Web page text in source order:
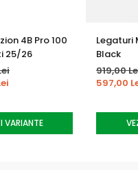
- sistemul inovativ de
a nu se agata accidental
o deschidere mai
4B Pro 100
25/26
VARIANTE
Legaturi
Black
919,00
597,00